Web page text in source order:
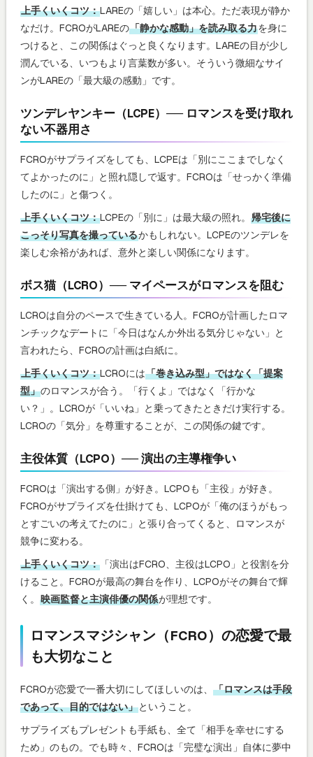
上手くいくコツ：LAREの「嬉しい」は本心。ただ表現が静か
なだけ。FCROがLAREの「静かな感動」を読み取る力を身に
つけると、この関係はぐっと良くなります。LAREの目が少し
潤んでいる、いつもより言葉数が多い。そういう微細なサイ
ンがLAREの「最大級の感動」です。
ツンデレヤンキー（LCPE）── ロマンスを受け取れ
ない不器用さ
FCROがサプライズをしても、LCPEは「別にここまでしなく
てよかったのに」と照れ隠しで返す。FCROは「せっかく準備
したのに」と傷つく。
上手くいくコツ：LCPEの「別に」は最大級の照れ。 帰宅後に
こっそり写真を撮っているかもしれない。LCPEのツンデレを
楽しむ余裕があれば、意外と楽しい関係になります。
ボス猫（LCRO）── マイペースがロマンスを阻む
LCROは自分のペースで生きている人。FCROが計画したロマ
ンチックなデートに「今日はなんか外出る気分じゃない」と
言われたら、FCROの計画は白紙に。
上手くいくコツ：LCROには「巻き込み型」ではなく「提案
型」のロマンスが合う。「行くよ」ではなく「行かな
い？」。LCROが「いいね」と乗ってきたときだけ実行する。
LCROの「気分」を尊重することが、この関係の鍵です。
主役体質（LCPO）── 演出の主導権争い
FCROは「演出する側」が好き。LCPOも「主役」が好き。
FCROがサプライズを仕掛けても、LCPOが「俺のほうがもっ
とすごいの考えてたのに」と張り合ってくると、ロマンスが
競争に変わる。
上手くいくコツ： 「演出はFCRO、主役はLCPO」と役割を分
けること。FCROが最高の舞台を作り、LCPOがその舞台で輝
く。 映画監督と主演俳優の関係が理想です。
ロマンスマジシャン（FCRO）の恋愛で最
も大切なこと
FCROが恋愛で一番大切にしてほしいのは、 「ロマンスは手段
であって、目的ではない」ということ。
サプライズもプレゼントも手紙も、全て「相手を幸せにする
ため」のもの。でも時々、FCROは「完璧な演出」自体に夢中